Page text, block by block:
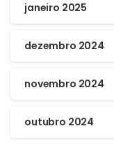
janeiro 2025
dezembro 2024
novembro 2024
outubro 2024